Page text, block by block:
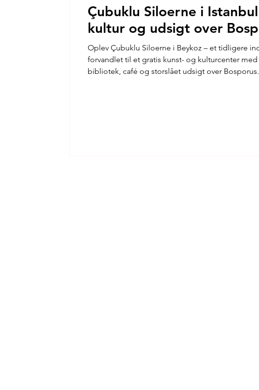
Çubuklu Siloerne i
kultur og udsigt over
Oplev Çubuklu Siloerne i Beykoz – et tidligere
forvandlet til et gratis kunst- og kulturcenter
bibliotek, café og storslået udsigt over